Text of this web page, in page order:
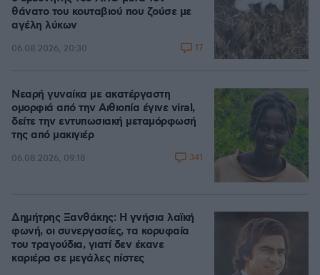
θάνατο του κουταβιού που ζούσε με
αγέλη λύκων
06.08.2026, 20:30 17
Νεαρή γυναίκα με ακατέργαστη
ομορφιά από την Αιθιοπία έγινε viral,
δείτε την εντυπωσιακή μεταμόρφωσή
της από μακιγιέρ
06.08.2026, 09:18 341
Δημήτρης Ξανθάκης: Η γνήσια λαϊκή
φωνή, οι συνεργασίες, τα κορυφαία
του τραγούδια, γιατί δεν έκανε
καριέρα σε μεγάλες πίστες